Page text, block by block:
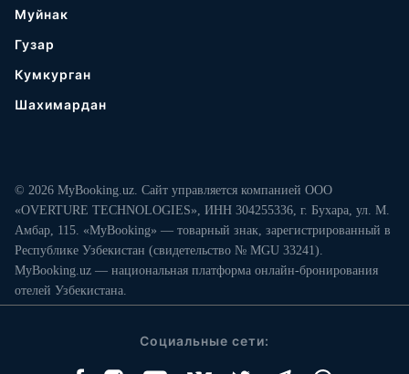
Муйнак
Гузар
Кумкурган
Шахимардан
© 2026 MyBooking.uz. Сайт управляется компанией ООО
«OVERTURE TECHNOLOGIES», ИНН 304255336, г. Бухара, ул. М.
Амбар, 115. «MyBooking» — товарный знак, зарегистрированный в
Республике Узбекистан (свидетельство № MGU 33241).
MyBooking.uz — национальная платформа онлайн-бронирования
отелей Узбекистана.
Социальные сети: